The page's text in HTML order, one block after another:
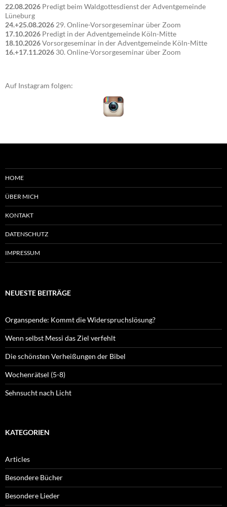
22.08.2026 Predigt beim Waldgottesdienst der Adventgemeinde
Lüneburg
24.+25.08.2026 29. Online-Vorsorgeseminar über Zoom
17.10.2026 Predigt in der Adventgemeinde Köln-Mitte
18.10.2026Vorsorgeseminar in der Adventgemeinde Köln-Mitte
16.+17.11.2026 30. Online-Vorsorgeseminar über Zoom
Auf Instagram folgen:
HOME
ÜBER MICH
KONTAKT
DATENSCHUTZ
IMPRESSUM
NEUESTE BEITRÄGE
Organspende: Kommt die Widerspruchslösung?
Wenn selbst Messi das Ziel verfehlt
Die schönsten Verheißungen der Bibel
Wochenrätsel (5-8)
Sehnsucht nach Licht
KATEGORIEN
Articles
Besondere Bücher
Besondere Lieder